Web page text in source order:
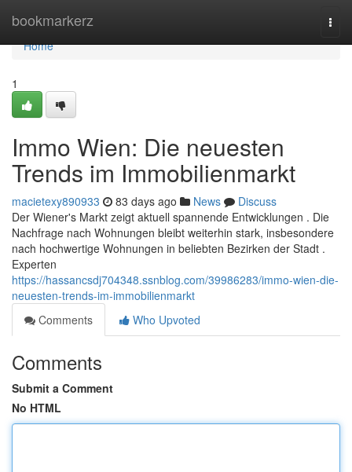
bookmarkerz
Home
Home
1
Immo Wien: Die neuesten
Trends im Immobilienmarkt
macietexy890933 83 days ago News
Discuss
Der Wiener's Markt zeigt aktuell spannende Entwicklungen . Die
Nachfrage nach Wohnungen bleibt weiterhin stark, insbesondere
nach hochwertige Wohnungen in beliebten Bezirken der Stadt .
Experten
https://hassancsdj704348.ssnblog.com/39986283/immo-wien-die-
neuesten-trends-im-immobilienmarkt
Comments
Who Upvoted
Comments
Submit a Comment
No HTML